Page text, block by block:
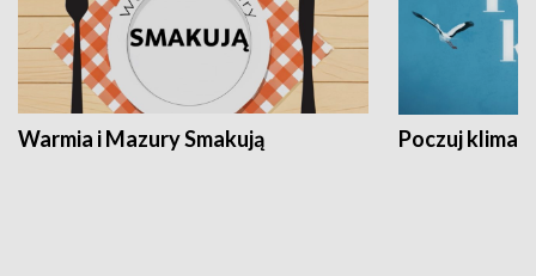
Warmia i Mazury Smakują Poczuj klimat